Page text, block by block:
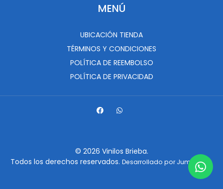
MENÚ
UBICACIÓN TIENDA
TÉRMINOS Y CONDICIONES
POLÍTICA DE REEMBOLSO
POLÍTICA DE PRIVACIDAD
© 2026 Vinilos Brieba.
Todos los derechos reservados. Desarrollado por Jumpseller.